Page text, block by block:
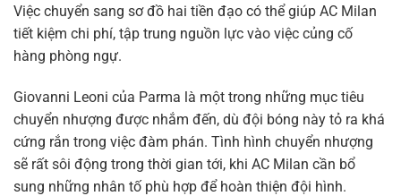
Việc chuyển sang sơ đồ hai tiền đạo có thể giúp AC Milan
tiết kiệm chi phí, tập trung nguồn lực vào việc củng cố
hàng phòng ngự.
Giovanni Leoni của Parma là một trong những mục tiêu
chuyển nhượng được nhắm đến, dù đội bóng này tỏ ra khá
cứng rắn trong việc đàm phán. Tình hình chuyển nhượng
sẽ rất sôi động trong thời gian tới, khi AC Milan cần bổ
sung những nhân tố phù hợp để hoàn thiện đội hình.